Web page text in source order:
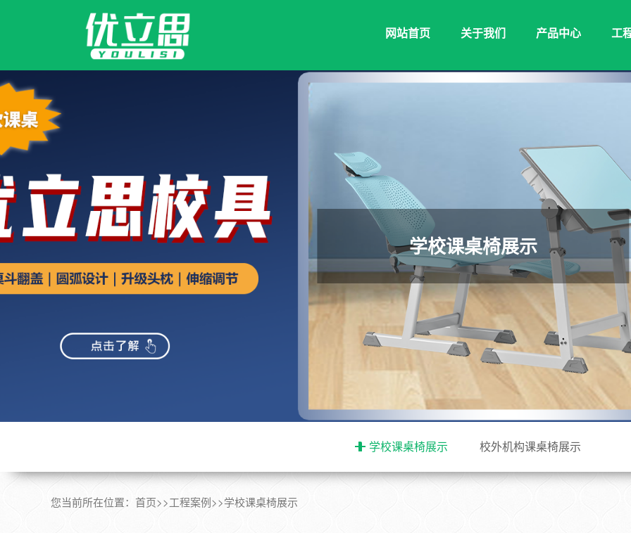
网站首页 关于我们 产品中心 工
学校课桌椅展示
学校课桌椅展示 校外机构课桌椅展示
您当前所在位置： 首页>>工程案例>>学校课桌椅展示